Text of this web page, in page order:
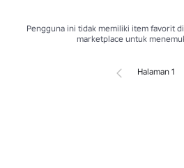
Pengguna ini tidak memiliki item favorit
marketplace untuk
Halaman 1